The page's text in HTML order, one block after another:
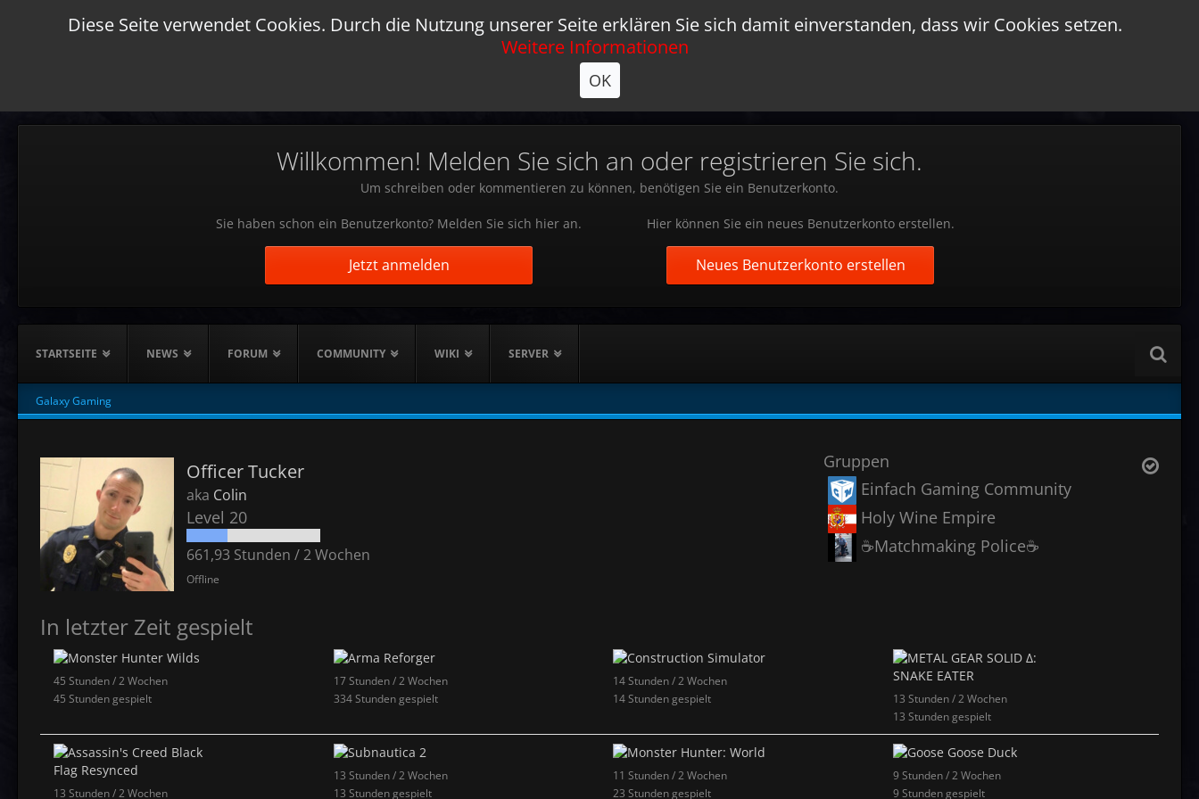
Willkommen! Melden Sie sich an oder registrieren Sie sich.
Um schreiben oder kommentieren zu können, benötigen Sie ein Benutzerkonto.
Sie haben schon ein Benutzerkonto? Melden Sie sich hier an.
Jetzt anmelden
Hier können Sie ein neues Benutzerkonto erstellen.
Neues Benutzerkonto erstellen
STARTSEITE NEWS FORUM COMMUNITY WIKI SERVER
Galaxy Gaming
Officer Tucker
aka Colin
Level 20
661,93 Stunden / 2 Wochen
Offline
Gruppen
Einfach Gaming Community
Holy Wine Empire
☕Matchmaking Police☕
In letzter Zeit gespielt
45 Stunden / 2 Wochen
45 Stunden gespielt
17 Stunden / 2 Wochen
334 Stunden gespielt
14 Stunden / 2 Wochen
14 Stunden gespielt
13 Stunden / 2 Wochen
13 Stunden gespielt
13 Stunden / 2 Wochen
13 Stunden / 2 Wochen
13 Stunden gespielt
11 Stunden / 2 Wochen
23 Stunden gespielt
9 Stunden / 2 Wochen
9 Stunden gespielt
Diese Seite verwendet Cookies. Durch die Nutzung unserer Seite erklären Sie sich damit einverstanden, dass wir Cookies setzen.
Weitere Informationen
OK